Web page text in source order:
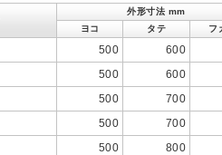
外形寸法 mm
ヨコ
タテ フ
500
600
500
600
500
700
500
700
500
800